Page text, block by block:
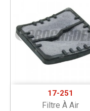
17-251
Filtre À Air